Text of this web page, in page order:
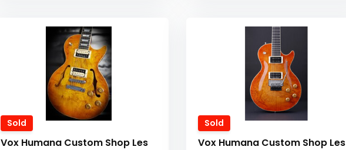
Sold
Vox Humana Custom Shop Les
Sold
Vox Humana Custom Shop Les